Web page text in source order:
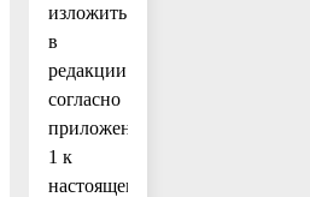
изложить
в
редакции
согласно
приложению
1 к
настоящему